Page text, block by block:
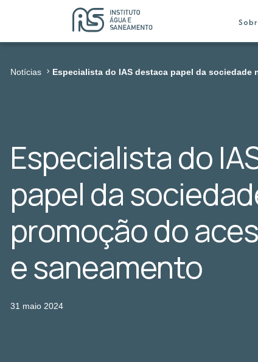
Notícias Especialista do IAS destaca papel da sociedade
Especialista do
papel da
promoção do
e saneamento
31 maio 2024